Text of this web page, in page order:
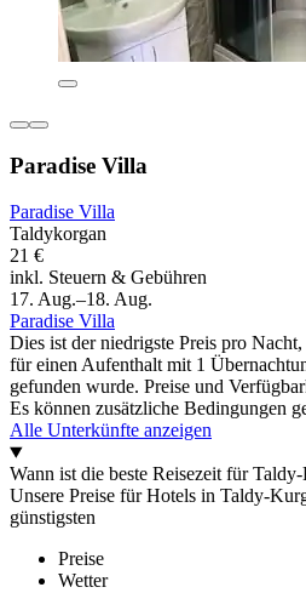
Paradise Villa
Paradise Villa
Taldykorgan
21 €
inkl. Steuern & Gebühren
17. Aug.–18. Aug.
Paradise Villa
Dies ist der niedrigste Preis pro
für einen Aufenthalt mit 1
gefunden wurde. Preise und
Es können zusätzliche Bedingungen
Alle Unterkünfte anzeigen
Wann ist die beste Reisezeit für
Unsere Preise für Hotels in Taldy-
günstigsten
Preise
Wetter